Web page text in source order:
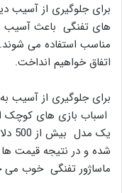
برای جلوگیری از آسیب
های تفنگی باعث آسیب
مناسب استفاده می
اتفاق خواهیم انداخت.
برای جلوگیری از آسیب
اسباب بازی های کوچک
یک
شده و در نتیجه قیمت
ماساژور تفنگی خوب می خواهید ،